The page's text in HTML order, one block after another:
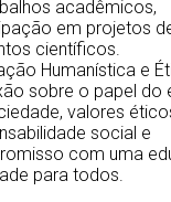
acadêmicos,
em projetos
científicos.
Humanística e
sobre o papel do
valores
social e
com uma
para todos.